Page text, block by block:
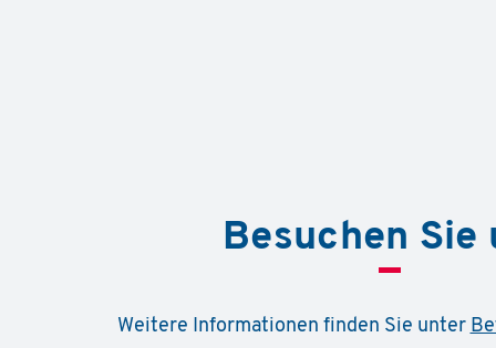
Besuchen Sie
Weitere Informationen finden Sie unter